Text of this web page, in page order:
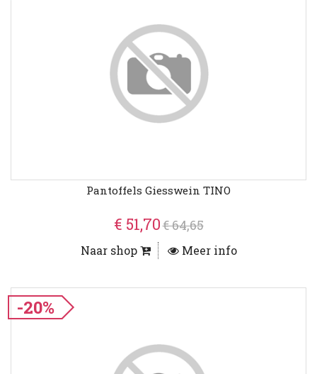
Pantoffels Giesswein TINO
€ 51,70€ 64,65
Naar shop Meer info
-20%